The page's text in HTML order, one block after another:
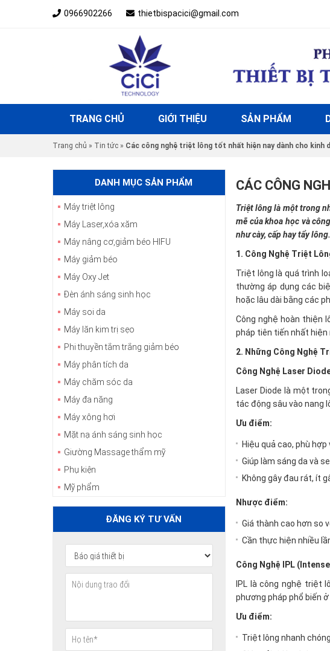
0966902266 thietbispacici@gmail.com
TRANG CHỦ GIỚI THIỆU SẢN PHẨM
Trang chủ » Tin tức » Các công nghệ triệt lông tốt nhất hiện nay dành cho kinh
CÁC CÔNG
Triệt lông là một trong
mẽ của khoa học và
như cày, cấp hay tẩy
1. Công Nghệ Triệt
Triệt lông là quá trình
thường áp dụng các
hoặc lâu dài bằng các
Công nghệ hoàn thiện
pháp tiên tiến nhất hiện
2. Những Công Nghệ
Công Nghệ Laser
Laser Diode là một
tác động sâu vào nang
Ưu điểm:
Hiệu quả cao, phù hợp
Giúp làm sáng da và
Không gây đau rát, ít
Nhược điểm:
Giá thành cao hơn so
Cần thực hiện nhiều
Công Nghệ IPL
IPL là công nghệ triệt
phương pháp phổ biến
Ưu điểm:
Triệt lông nhanh
DANH MỤC SẢN PHẨM
Máy triệt lông
Máy Laser,xóa xăm
Máy nâng cơ,giảm béo HIFU
Máy giảm béo
Máy Oxy Jet
Đèn ánh sáng sinh học
Máy soi da
Máy lăn kim trị sẹo
Phi thuyền tắm trắng giảm béo
Máy phân tích da
Máy chăm sóc da
Máy đa năng
Máy xông hơi
Mặt nạ ánh sáng sinh học
Giường Massage thẩm mỹ
Phụ kiện
Mỹ phẩm
ĐĂNG KÝ TƯ VẤN